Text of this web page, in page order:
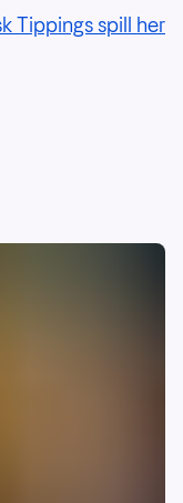
Tippings spill her